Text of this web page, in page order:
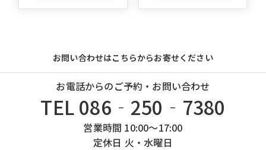
お問い合わせはこちらからお寄せください
お電話からのご予約・お問い合わせ
TEL 086‐250‐7380
営業時間 10:00～17:00
定休日 火・水曜日